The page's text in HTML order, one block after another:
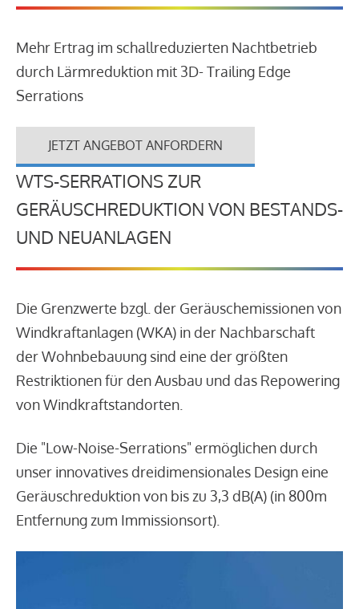
Mehr Ertrag im schallreduzierten Nachtbetrieb
durch Lärmreduktion mit 3D- Trailing Edge
Serrations
JETZT ANGEBOT ANFORDERN
WTS-SERRATIONS ZUR
GERÄUSCHREDUKTION VON BESTANDS-
UND NEUANLAGEN
Die Grenzwerte bzgl. der Geräuschemissionen von
Windkraftanlagen (WKA) in der Nachbarschaft
der Wohnbebauung sind eine der größten
Restriktionen für den Ausbau und das Repowering
von Windkraftstandorten.
Die "Low-Noise-Serrations" ermöglichen durch
unser innovatives dreidimensionales Design eine
Geräuschreduktion von bis zu 3,3 dB(A) (in 800m
Entfernung zum Immissionsort).